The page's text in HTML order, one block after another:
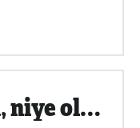
Kerbelâ’da ne oldu, niye oldu?